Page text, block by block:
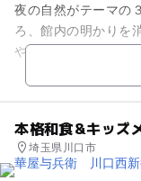
夜の自然がテーマの
ろ、館内の明かりを
や骨格標本をライト
いた雰囲気のセンタ
本格和食&キッズ
埼玉県川口市